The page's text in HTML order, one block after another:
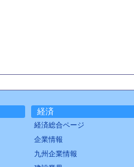
経済
経済総合ページ
企業情報
九州企業情報